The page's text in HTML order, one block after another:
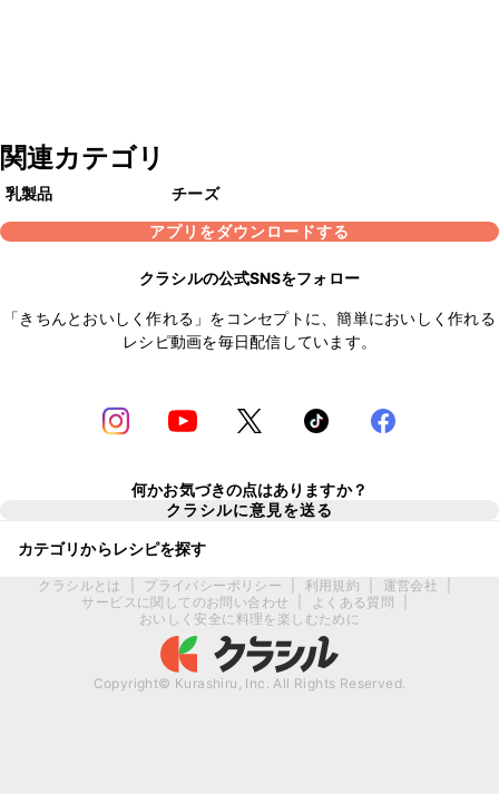
関連カテゴリ
乳製品
チーズ
アプリをダウンロードする
クラシルの公式SNSをフォロー
「きちんとおいしく作れる」をコンセプトに、簡単においしく作れる
レシピ動画を毎日配信しています。
何かお気づきの点はありますか？
クラシルに意見を送る
カテゴリからレシピを探す
クラシルとは プライバシーポリシー 利用規約 運営会社
サービスに関してのお問い合わせ
よくある質問
おいしく安全に料理を楽しむために
Copyright© Kurashiru, Inc. All Rights Reserved.